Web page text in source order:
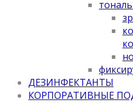
ДЕЗИНФЕКТАНТЫ
КОРПОРАТИВНЫЕ